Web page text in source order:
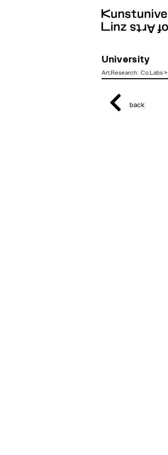
University
Art.Research: Co.Labs>
back